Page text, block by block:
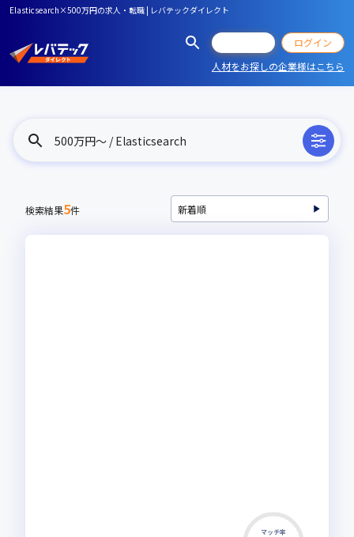
Elasticsearch×500万円の求人・転職 | レバテックダイレクト
ログイン
人材をお探しの企業様はこちら
500万円〜 / Elasticsearch
検索結果5件
マッチ率